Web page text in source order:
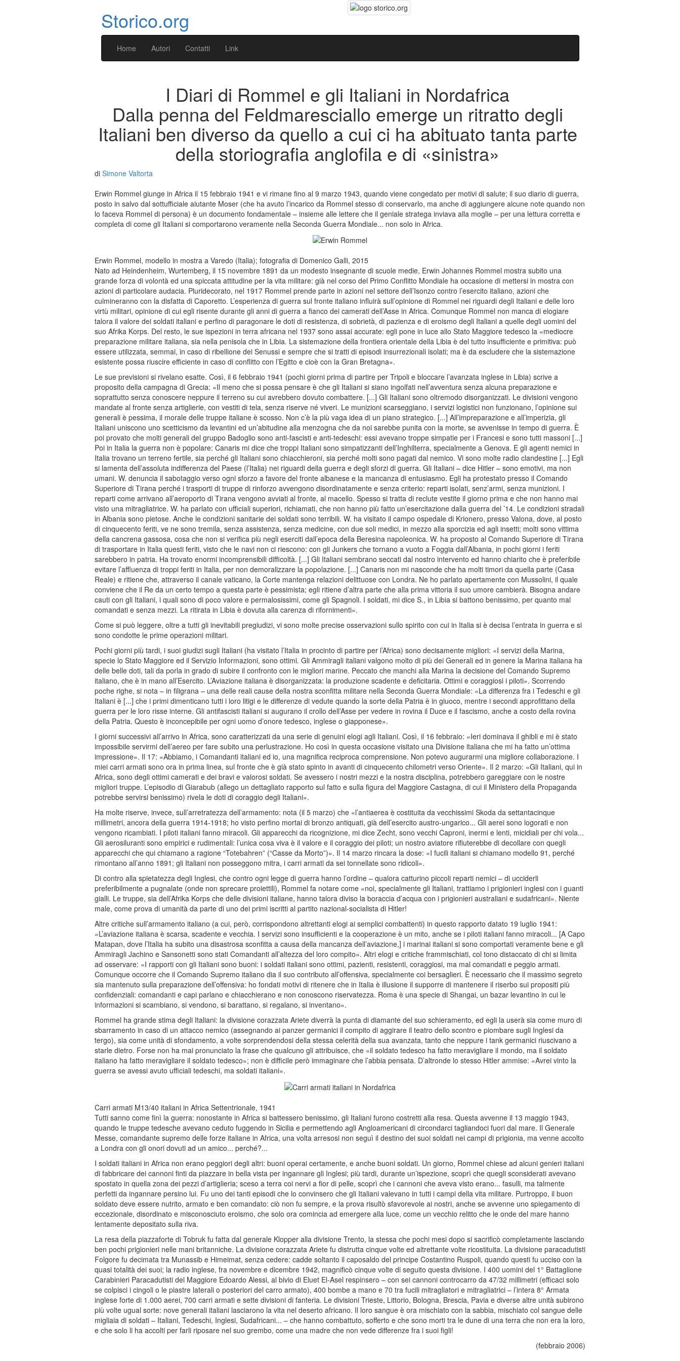
Storico.org
Home Autori Contatti Link
I Diari di Rommel e gli Italiani in Nordafrica
Dalla penna del Feldmaresciallo emerge un ritratto degli
Italiani ben diverso da quello a cui ci ha abituato tanta parte
della storiografia anglofila e di «sinistra»
di Simone Valtorta
Erwin Rommel giunge in Africa il 15 febbraio 1941 e vi rimane fino al 9 marzo 1943, quando viene congedato per motivi di salute; il suo diario di guerra,
posto in salvo dal sottufficiale aiutante Moser (che ha avuto l’incarico da Rommel stesso di conservarlo, ma anche di aggiungere alcune note quando non
lo faceva Rommel di persona) è un documento fondamentale – insieme alle lettere che il geniale stratega inviava alla moglie – per una lettura corretta e
completa di come gli Italiani si comportarono veramente nella Seconda Guerra Mondiale... non solo in Africa.
Erwin Rommel, modello in mostra a Varedo (Italia); fotografia di Domenico Galli, 2015
Nato ad Heindenheim, Wurtemberg, il 15 novembre 1891 da un modesto insegnante di scuole medie, Erwin Johannes Rommel mostra subito una
grande forza di volontà ed una spiccata attitudine per la vita militare: già nel corso del Primo Conflitto Mondiale ha occasione di mettersi in mostra con
azioni di particolare audacia. Pluridecorato, nel 1917 Rommel prende parte in azioni nel settore dell’Isonzo contro l’esercito italiano, azioni che
culmineranno con la disfatta di Caporetto. L’esperienza di guerra sul fronte italiano influirà sull’opinione di Rommel nei riguardi degli Italiani e delle loro
virtù militari, opinione di cui egli risente durante gli anni di guerra a fianco dei camerati dell’Asse in Africa. Comunque Rommel non manca di elogiare
talora il valore dei soldati italiani e perfino di paragonare le doti di resistenza, di sobrietà, di pazienza e di eroismo degli Italiani a quelle degli uomini del
suo Afrika Korps. Del resto, le sue ispezioni in terra africana nel 1937 sono assai accurate: egli pone in luce allo Stato Maggiore tedesco la «mediocre
preparazione militare italiana, sia nella penisola che in Libia. La sistemazione della frontiera orientale della Libia è del tutto insufficiente e primitiva: può
essere utilizzata, semmai, in caso di ribellione dei Senussi e sempre che si tratti di episodi insurrezionali isolati; ma è da escludere che la sistemazione
esistente possa riuscire efficiente in caso di conflitto con l’Egitto e cioè con la Gran Bretagna».
Le sue previsioni si rivelano esatte. Così, il 6 febbraio 1941 (pochi giorni prima di partire per Tripoli e bloccare l’avanzata inglese in Libia) scrive a
proposito della campagna di Grecia: «Il meno che si possa pensare è che gli Italiani si siano ingolfati nell’avventura senza alcuna preparazione e
soprattutto senza conoscere neppure il terreno su cui avrebbero dovuto combattere. [...] Gli Italiani sono oltremodo disorganizzati. Le divisioni vengono
mandate al fronte senza artiglierie, con vestiti di tela, senza riserve né viveri. Le munizioni scarseggiano, i servizi logistici non funzionano, l’opinione sui
generali è pessima, il morale delle truppe italiane è scosso. Non c’è la più vaga idea di un piano strategico. [...] All’impreparazione e all’imperizia, gli
Italiani uniscono uno scetticismo da levantini ed un’abitudine alla menzogna che da noi sarebbe punita con la morte, se avvenisse in tempo di guerra. È
poi provato che molti generali del gruppo Badoglio sono anti-fascisti e anti-tedeschi: essi avevano troppe simpatie per i Francesi e sono tutti massoni [...]
Poi in Italia la guerra non è popolare: Canaris mi dice che troppi Italiani sono simpatizzanti dell’Inghilterra, specialmente a Genova. E gli agenti nemici in
Italia trovano un terreno fertile, sia perché gli Italiani sono chiacchieroni, sia perché molti sono pagati dal nemico. Vi sono molte radio clandestine [...] Egli
si lamenta dell’assoluta indifferenza del Paese (l’Italia) nei riguardi della guerra e degli sforzi di guerra. Gli Italiani – dice Hitler – sono emotivi, ma non
umani. W. denuncia il sabotaggio verso ogni sforzo a favore del fronte albanese e la mancanza di entusiasmo. Egli ha protestato presso il Comando
Superiore di Tirana perché i trasporti di truppe di rinforzo avvengono disordinatamente e senza criterio: reparti isolati, senz’armi, senza munizioni. I
reparti come arrivano all’aeroporto di Tirana vengono avviati al fronte, al macello. Spesso si tratta di reclute vestite il giorno prima e che non hanno mai
visto una mitragliatrice. W. ha parlato con ufficiali superiori, richiamati, che non hanno più fatto un’esercitazione dalla guerra del ’14. Le condizioni stradali
in Albania sono pietose. Anche le condizioni sanitarie dei soldati sono terribili. W. ha visitato il campo ospedale di Krionero, presso Valona, dove, al posto
di cinquecento feriti, ve ne sono tremila, senza assistenza, senza medicine, con due soli medici, in mezzo alla sporcizia ed agli insetti; molti sono vittima
della cancrena gassosa, cosa che non si verifica più negli eserciti dall’epoca della Beresina napoleonica. W. ha proposto al Comando Superiore di Tirana
di trasportare in Italia questi feriti, visto che le navi non ci riescono: con gli Junkers che tornano a vuoto a Foggia dall’Albania, in pochi giorni i feriti
sarebbero in patria. Ha trovato enormi incomprensibili difficoltà. [...] Gli Italiani sembrano seccati dal nostro intervento ed hanno chiarito che è preferibile
evitare l’affluenza di troppi feriti in Italia, per non demoralizzare la popolazione. [...] Canaris non mi nasconde che ha molti timori da quella parte (Casa
Reale) e ritiene che, attraverso il canale vaticano, la Corte mantenga relazioni delittuose con Londra. Ne ho parlato apertamente con Mussolini, il quale
conviene che il Re da un certo tempo a questa parte è pessimista; egli ritiene d’altra parte che alla prima vittoria il suo umore cambierà. Bisogna andare
cauti con gli Italiani, i quali sono di poco valore e permalosissimi, come gli Spagnoli. I soldati, mi dice S., in Libia si battono benissimo, per quanto mal
comandati e senza mezzi. La ritirata in Libia è dovuta alla carenza di rifornimenti».
Come si può leggere, oltre a tutti gli inevitabili pregiudizi, vi sono molte precise osservazioni sullo spirito con cui in Italia si è decisa l’entrata in guerra e si
sono condotte le prime operazioni militari.
Pochi giorni più tardi, i suoi giudizi sugli Italiani (ha visitato l’Italia in procinto di partire per l’Africa) sono decisamente migliori: «I servizi della Marina,
specie lo Stato Maggiore ed il Servizio Informazioni, sono ottimi. Gli Ammiragli italiani valgono molto di più dei Generali ed in genere la Marina italiana ha
delle belle doti, tali da porla in grado di subire il confronto con le migliori marine. Peccato che manchi alla Marina la decisione del Comando Supremo
italiano, che è in mano all’Esercito. L’Aviazione italiana è disorganizzata: la produzione scadente e deficitaria. Ottimi e coraggiosi i piloti». Scorrendo
poche righe, si nota – in filigrana – una delle reali cause della nostra sconfitta militare nella Seconda Guerra Mondiale: «La differenza fra i Tedeschi e gli
Italiani è [...] che i primi dimenticano tutti i loro litigi e le differenze di vedute quando la sorte della Patria è in giuoco, mentre i secondi approfittano della
guerra per le loro risse interne. Gli antifascisti italiani si augurano il crollo dell’Asse per vedere in rovina il Duce e il fascismo, anche a costo della rovina
della Patria. Questo è inconcepibile per ogni uomo d’onore tedesco, inglese o giapponese».
I giorni successivi all’arrivo in Africa, sono caratterizzati da una serie di genuini elogi agli Italiani. Così, il 16 febbraio: «Ieri dominava il ghibli e mi è stato
impossibile servirmi dell’aereo per fare subito una perlustrazione. Ho così in questa occasione visitato una Divisione italiana che mi ha fatto un’ottima
impressione». Il 17: «Abbiamo, i Comandanti italiani ed io, una magnifica reciproca comprensione. Non potevo augurarmi una migliore collaborazione. I
miei carri armati sono ora in prima linea, sul fronte che è già stato spinto in avanti di cinquecento chilometri verso Oriente». Il 2 marzo: «Gli Italiani, qui in
Africa, sono degli ottimi camerati e dei bravi e valorosi soldati. Se avessero i nostri mezzi e la nostra disciplina, potrebbero gareggiare con le nostre
migliori truppe. L’episodio di Giarabub (allego un dettagliato rapporto sul fatto e sulla figura del Maggiore Castagna, di cui il Ministero della Propaganda
potrebbe servirsi benissimo) rivela le doti di coraggio degli Italiani».
Ha molte riserve, invece, sull’arretratezza dell’armamento: nota (il 5 marzo) che «l’antiaerea è costituita da vecchissimi Skoda da settantacinque
millimetri, ancora della guerra 1914-1918; ho visto perfino mortai di bronzo antiquati, già dell’esercito austro-ungarico... Gli aerei sono logorati e non
vengono ricambiati. I piloti italiani fanno miracoli. Gli apparecchi da ricognizione, mi dice Zecht, sono vecchi Caproni, inermi e lenti, micidiali per chi vola...
Gli aerosiluranti sono empirici e rudimentali: l’unica cosa viva è il valore e il coraggio dei piloti; un nostro aviatore rifiuterebbe di decollare con quegli
apparecchi che qui chiamano a ragione “Totebahren” (“Casse da Morto”)». Il 14 marzo rincara la dose: «I fucili italiani si chiamano modello 91, perché
rimontano all’anno 1891; gli Italiani non posseggono mitra, i carri armati da sei tonnellate sono ridicoli».
Di contro alla spietatezza degli Inglesi, che contro ogni legge di guerra hanno l’ordine – qualora catturino piccoli reparti nemici – di ucciderli
preferibilmente a pugnalate (onde non sprecare proiettili), Rommel fa notare come «noi, specialmente gli Italiani, trattiamo i prigionieri inglesi con i guanti
gialli. Le truppe, sia dell’Afrika Korps che delle divisioni italiane, hanno talora diviso la boraccia d’acqua con i prigionieri australiani e sudafricani». Niente
male, come prova di umanità da parte di uno dei primi iscritti al partito nazional-socialista di Hitler!
Altre critiche sull’armamento italiano (a cui, però, corrispondono altrettanti elogi ai semplici combattenti) in questo rapporto datato 19 luglio 1941:
«L’aviazione italiana è scarsa, scadente e vecchia. I servizi sono insufficienti e la cooperazione è un mito, anche se i piloti italiani fanno miracoli... [A Capo
Matapan, dove l’Italia ha subito una disastrosa sconfitta a causa della mancanza dell’aviazione,] i marinai italiani si sono comportati veramente bene e gli
Ammiragli Jachino e Sansonetti sono stati Comandanti all’altezza del loro compito». Altri elogi e critiche frammischiati, col tono distaccato di chi si limita
ad osservare: «I rapporti con gli Italiani sono buoni: i soldati italiani sono ottimi, pazienti, resistenti, coraggiosi, ma mal comandati e peggio armati.
Comunque occorre che il Comando Supremo italiano dia il suo contributo all’offensiva, specialmente coi bersaglieri. È necessario che il massimo segreto
sia mantenuto sulla preparazione dell’offensiva: ho fondati motivi di ritenere che in Italia è illusione il supporre di mantenere il riserbo sui propositi più
confidenziali: comandanti e capi parlano e chiacchierano e non conoscono riservatezza. Roma è una specie di Shangai, un bazar levantino in cui le
informazioni si scambiano, si vendono, si barattano, si regalano, si inventano».
Rommel ha grande stima degli Italiani: la divisione corazzata Ariete diverrà la punta di diamante del suo schieramento, ed egli la userà sia come muro di
sbarramento in caso di un attacco nemico (assegnando ai panzer germanici il compito di aggirare il teatro dello scontro e piombare sugli Inglesi da
tergo), sia come unità di sfondamento, a volte sorprendendosi della stessa celerità della sua avanzata, tanto che neppure i tank germanici riuscivano a
starle dietro. Forse non ha mai pronunciato la frase che qualcuno gli attribuisce, che «il soldato tedesco ha fatto meravigliare il mondo, ma il soldato
italiano ha fatto meravigliare il soldato tedesco»; non è difficile però immaginare che l’abbia pensata. D’altronde lo stesso Hitler ammise: «Avrei vinto la
guerra se avessi avuto ufficiali tedeschi, ma soldati italiani».
Carri armati M13/40 italiani in Africa Settentrionale, 1941
Tutti sanno come finì la guerra: nonostante in Africa si battessero benissimo, gli Italiani furono costretti alla resa. Questa avvenne il 13 maggio 1943,
quando le truppe tedesche avevano ceduto fuggendo in Sicilia e permettendo agli Angloamericani di circondarci tagliandoci fuori dal mare. Il Generale
Messe, comandante supremo delle forze italiane in Africa, una volta arresosi non seguì il destino dei suoi soldati nei campi di prigionia, ma venne accolto
a Londra con gli onori dovuti ad un amico... perché?...
I soldati italiani in Africa non erano peggiori degli altri: buoni operai certamente, e anche buoni soldati. Un giorno, Rommel chiese ad alcuni genieri italiani
di fabbricare dei cannoni finti da piazzare in bella vista per ingannare gli Inglesi; più tardi, durante un’ispezione, scoprì che quegli sconsiderati avevano
spostato in quella zona dei pezzi d’artiglieria; sceso a terra coi nervi a fior di pelle, scoprì che i cannoni che aveva visto erano... fasulli, ma talmente
perfetti da ingannare persino lui. Fu uno dei tanti episodi che lo convinsero che gli Italiani valevano in tutti i campi della vita militare. Purtroppo, il buon
soldato deve essere nutrito, armato e ben comandato: ciò non fu sempre, e la prova risultò sfavorevole ai nostri, anche se avvenne uno spiegamento di
eccezionale, disordinato e misconosciuto eroismo, che solo ora comincia ad emergere alla luce, come un vecchio relitto che le onde del mare hanno
lentamente depositato sulla riva.
La resa della piazzaforte di Tobruk fu fatta dal generale Klopper alla divisione Trento, la stessa che pochi mesi dopo si sacrificò completamente lasciando
ben pochi prigionieri nelle mani britanniche. La divisione corazzata Ariete fu distrutta cinque volte ed altrettante volte ricostituita. La divisione paracadutisti
Folgore fu decimata tra Munassib e Himeimat, senza cedere: cadde soltanto il caposaldo del principe Costantino Ruspoli, quando questi fu ucciso con la
quasi totalità dei suoi; la radio inglese, fra novembre e dicembre 1942, magnificò cinque volte di seguito questa divisione. I 400 uomini del 1° Battaglione
Carabinieri Paracadutisti del Maggiore Edoardo Alessi, al bivio di Eluet El-Asel respinsero – con sei cannoni controcarro da 47/32 millimetri (efficaci solo
se colpisci i cingoli o le piastre laterali o posteriori del carro armato), 400 bombe a mano e 70 tra fucili mitragliatori e mitragliatrici – l’intera 8° Armata
inglese forte di 1.000 aerei, 700 carri armati e sette divisioni di fanteria. Le divisioni Trieste, Littorio, Bologna, Brescia, Pavia e diverse altre unità subirono
più volte ugual sorte: nove generali italiani lasciarono la vita nel deserto africano. Il loro sangue è ora mischiato con la sabbia, mischiato col sangue delle
migliaia di soldati – Italiani, Tedeschi, Inglesi, Sudafricani... – che hanno combattuto, sofferto e che sono morti tra le dune di una terra che non era la loro,
e che solo li ha accolti per farli riposare nel suo grembo, come una madre che non vede differenze fra i suoi figli!
(febbraio 2006)